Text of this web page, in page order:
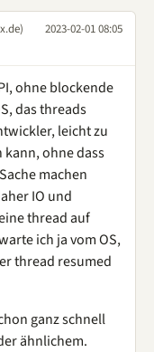
2023-02-01 08:05
ohne blockende
das threads
leicht zu
kann, ohne dass
machen
IO und
thread auf
ich ja vom OS,
thread resumed
ganz schnell
ähnlichem.